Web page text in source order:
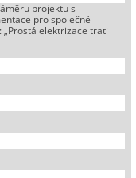
projektu s
pro společné
„Prostá elektrizace trati